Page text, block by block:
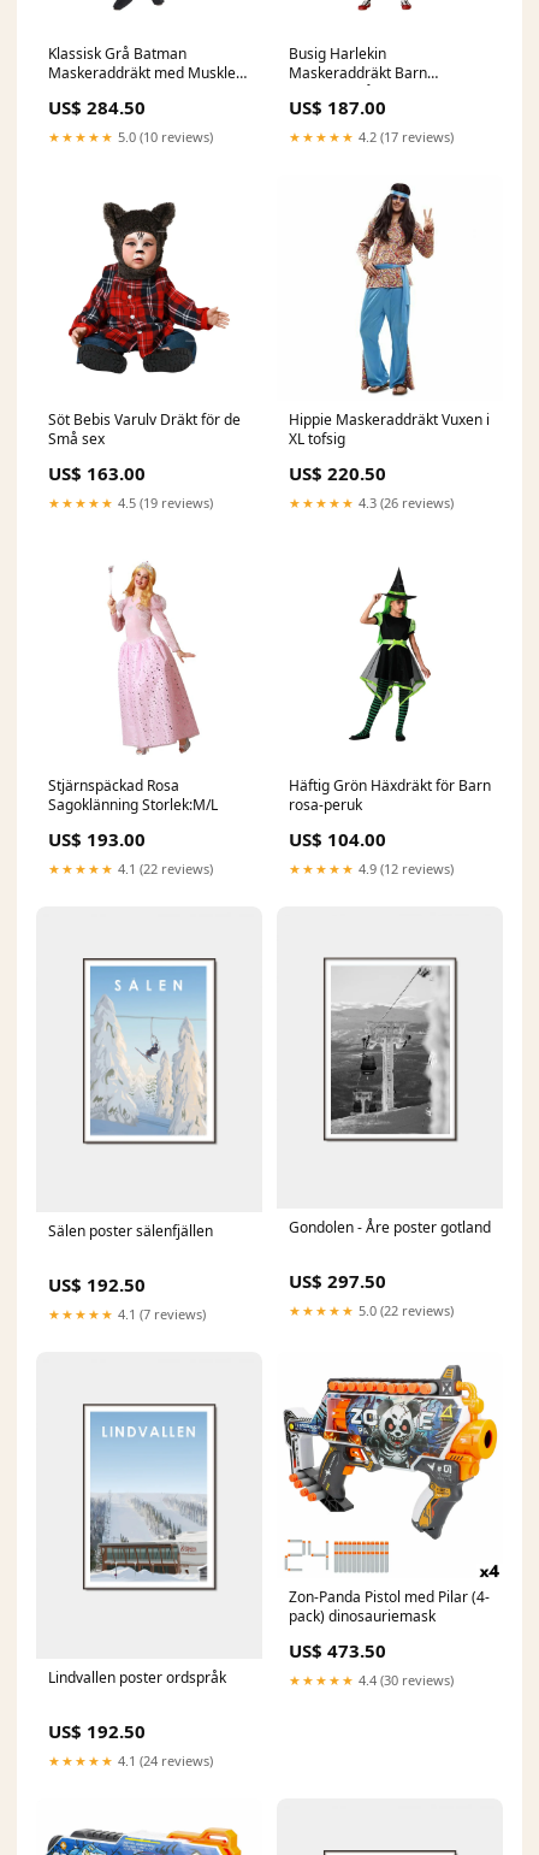
Klassisk Grå Batman
Maskeraddräkt med Muskler
US$ 284.50
★★★★★ 5.0 (10 reviews)
Busig Harlekin
Maskeraddräkt Barn
Storlek:5-6 år
US$ 187.00
★★★★★ 4.2 (17 reviews)
Söt Bebis Varulv Dräkt för de
Små sex
US$ 163.00
★★★★★ 4.5 (19 reviews)
Hippie Maskeraddräkt Vuxen i
XL tofsig
US$ 220.50
★★★★★ 4.3 (26 reviews)
Stjärnspäckad Rosa
Sagoklänning Storlek:M/L
US$ 193.00
★★★★★ 4.1 (22 reviews)
Häftig Grön Häxdräkt för Barn
rosa-peruk
US$ 104.00
★★★★★ 4.9 (12 reviews)
Sälen poster sälenfjällen
US$ 192.50
★★★★★ 4.1 (7 reviews)
Gondolen - Åre poster gotland
US$ 297.50
★★★★★ 5.0 (22 reviews)
Lindvallen poster ordspråk
US$ 192.50
★★★★★ 4.1 (24 reviews)
Zon-Panda Pistol med Pilar (4-
pack) dinosauriemask
US$ 473.50
★★★★★ 4.4 (30 reviews)